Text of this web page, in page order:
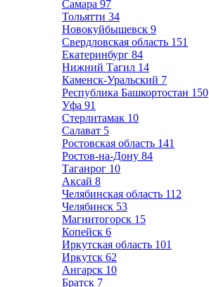
Самара 97
Тольятти 34
Новокуйбышевск 9
Свердловская область 151
Екатеринбург 84
Нижний Тагил 14
Каменск-Уральский 7
Республика Башкортостан 150
Уфа 91
Стерлитамак 10
Салават 5
Ростовская область 141
Ростов-на-Дону 84
Таганрог 10
Аксай 8
Челябинская область 112
Челябинск 53
Магнитогорск 15
Копейск 6
Иркутская область 101
Иркутск 62
Ангарск 10
Братск 7